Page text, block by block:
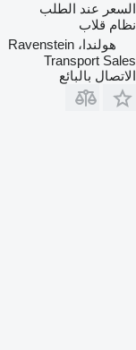
السعر عند الطلب
نظام قلاب
هولندا، Ravenstein
Transport Sales
الاتصال بالبائع